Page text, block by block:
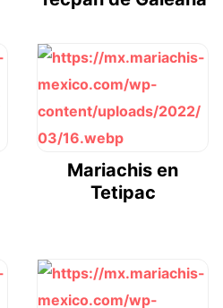
Mariachis en
Tetipac